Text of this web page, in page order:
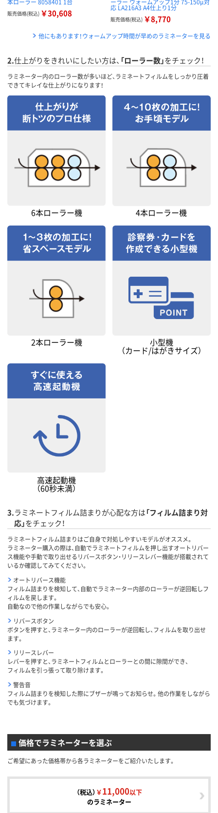
本ローラー 8058401 1台
販売価格(税込) ￥30,608
ーラー ウォームアップ1分 75-150μ対
応 LA216A3 A4仕上り1分
販売価格(税込) ￥8,770
他にもあります！ウォームアップ時間が早めのラミネーターを見る
2.仕上がりをきれいにしたい方は、 「ローラー数」をチェック！
ラミネーター内のローラー数が多いほど、ラミネートフィルムをしっかり圧着
できてキレイな仕上がりになります！
6本ローラー機 4本ローラー機
2本ローラー機 小型機
（カード/はがきサイズ）
高速起動機
（60秒未満）
3.ラミネートフィルム詰まりが心配な方は「フィルム詰まり対
応」をチェック！
ラミネートフィルム詰まりはご自身で対処しやすいモデルがオススメ。
ラミネーター購入の際は、自動でラミネートフィルムを押し出すオートリバー
ス機能や手動で取り出せるリバースボタン・リリースレバー機能が搭載されて
いるか確認してみてください。
オートリバース機能
フィルム詰まりを検知して、自動でラミネーター内部のローラーが逆回転しフ
ィルムを戻します。
自動なので他の作業しながらでも安心。
リバースボタン
ボタンを押すと、ラミネーター内のローラーが逆回転し、フィルムを取り出せ
ます。
リリースレバー
レバーを押すと、ラミネートフィルムとローラーとの間に隙間ができ、
フィルムを引っ張って取り除けます。
警告音
フィルム詰まりを検知した際にブザーが鳴ってお知らせ。他の作業をしながら
でも気づけます。
価格でラミネーターを選ぶ
ご希望にあった価格帯から各ラミネーターをご紹介いたします。
（税込） ￥11,000以下
のラミネーター